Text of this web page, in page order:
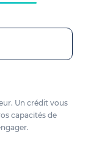
Un crédit vous
capacités de